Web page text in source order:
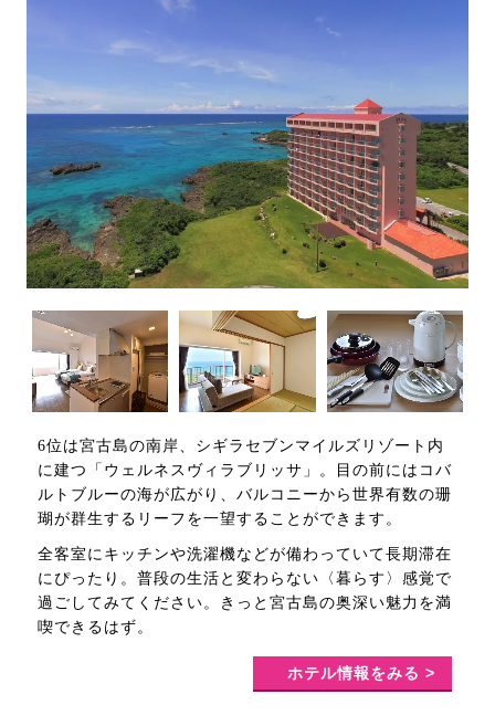
6位は宮古島の南岸、シギラセブンマイルズリゾート内
に建つ「ウェルネスヴィラブリッサ」。目の前にはコバ
ルトブルーの海が広がり、バルコニーから世界有数の珊
瑚が群生するリーフを一望することができます。
全客室にキッチンや洗濯機などが備わっていて長期滞在
にぴったり。普段の生活と変わらない〈暮らす〉感覚で
過ごしてみてください。きっと宮古島の奥深い魅力を満
喫できるはず。
ホテル情報をみる >